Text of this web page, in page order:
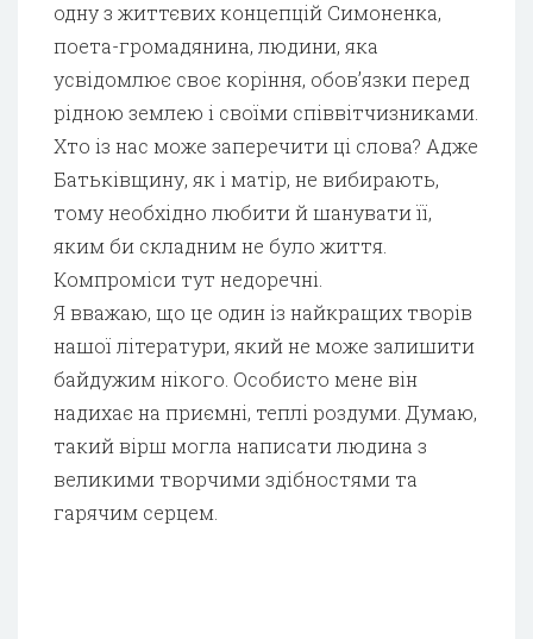
одну з життєвих концепцій Симоненка,
поета-громадянина, людини, яка
усвідомлює своє коріння, обов’язки перед
рідною землею і своїми співвітчизниками.
Хто із нас може заперечити ці слова? Адже
Батьківщину, як і матір, не вибирають,
тому необхідно любити й шанувати її,
яким би складним не було життя.
Компроміси тут недоречні.
Я вважаю, що це один із найкращих творів
нашої літератури, який не може залишити
байдужим нікого. Особисто мене він
надихає на приємні, теплі роздуми. Думаю,
такий вірш могла написати людина з
великими творчими здібностями та
гарячим серцем.